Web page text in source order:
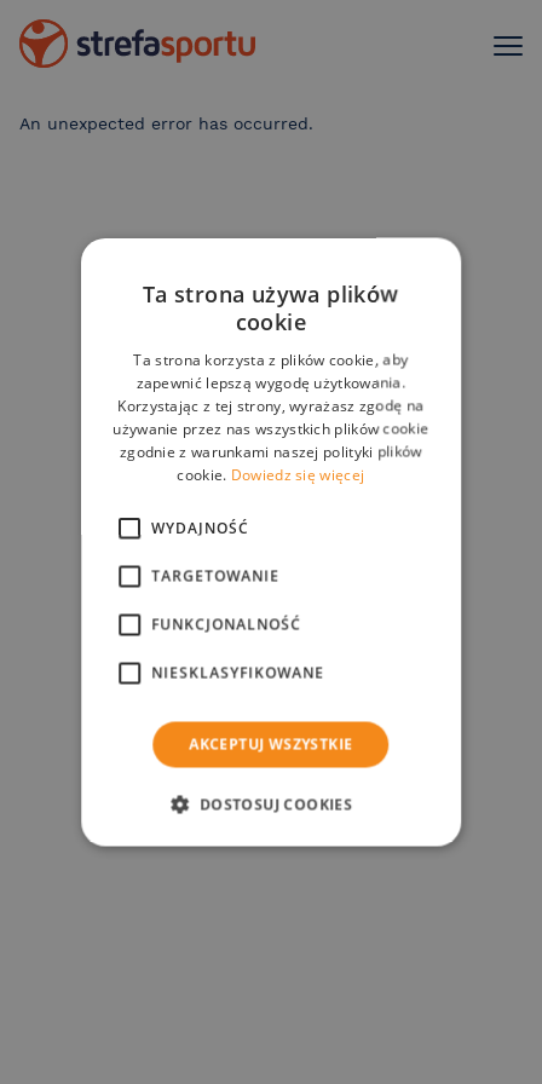
An unexpected error has occurred.
Ta strona używa plików
cookie
Ta strona korzysta z plików cookie, aby
zapewnić lepszą wygodę użytkowania.
Korzystając z tej strony, wyrażasz zgodę na
używanie przez nas wszystkich plików cookie
zgodnie z warunkami naszej polityki plików
cookie. Dowiedz się więcej
WYDAJNOŚĆ
TARGETOWANIE
FUNKCJONALNOŚĆ
NIESKLASYFIKOWANE
AKCEPTUJ WSZYSTKIE
DOSTOSUJ COOKIES